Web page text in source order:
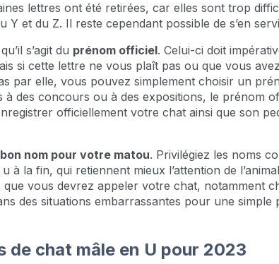
lettres ont été retirées, car elles sont trop
Y et du Z. Il reste cependant possible de s’en
s’agit du prénom officiel. Celui-ci doit
si cette lettre ne vous plaît pas ou que vous
par elle, vous pouvez simplement choisir un
à des concours ou à des expositions, le prénom
officiellement votre chat ainsi que son
bon nom pour votre matou. Privilégiez les noms
à la fin, qui retiennent mieux l’attention de
que vous devrez appeler votre chat, notamment
des situations embarrassantes pour une simple
de chat mâle en U pour 2023